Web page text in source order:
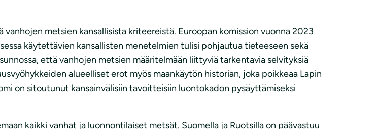
metsien kansallisista kriteereistä. Euroopan komission vuonna 2023
käytettävien kansallisten menetelmien tulisi pohjautua tieteeseen sekä
että vanhojen metsien määritelmään liittyviä tarkentavia selvityksiä
alueelliset erot myös maankäytön historian, joka poikkeaa Lapin
on sitoutunut kansainvälisiin tavoitteisiin luontokadon pysäyttämiseksi
kaikki vanhat ja luonnontilaiset metsät. Suomella ja Ruotsilla on päävastuu